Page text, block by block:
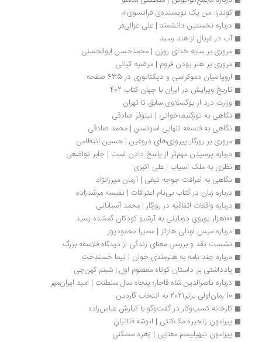
کوندرا: من یک نویسنده‌ی فرانسوی‌ام
درباره نخستین دانشمند | علی غزالی‌فر
آب در غربال از هند رسید
مروری بر سایه خدای روزن | محمدحسن ابوالحسنی
مروری بر هنر بودن فروم | مرضیه کیانی
اروپا میان دموکراسی و دیکتاتوری در 635 صفحه
تاریخ ویرایش در ایران با جهان کتاب 402
وزارت درد از یوگسلاوی سابق تا تهران
نگاهی به تورگنیف‌خوانی | نیلوفر صادقی
نگاهی به فلسفه تنهایی اسونسن | محمد صادقی
مروری بر روزگار پیروزی‌های دروغین | حسین انتظامی
درباره پرسیدن مهم‌تر از پاسخ دادن است | جابر تواضعی
نظری به ملک آسیاب | علی اکبری
نگاهی به ظرافت جوجه تیغی | آرمان میرزانژاد
درباره زبان در کتاب بی‌نام اعترافات | نفیسه مرشدزاده
درباره واقعات اتفاقیه در روزگار | محمد آسیابانی
درباره میس لونلی هارتز | سمیرا محمودپور
نشست نقد و بررسی معنای زندگی از دیدگاه فلاسفه بزرگ
درباره چند نامه به هنرمندی جوان | نیما حسندخت
یادداشتی بر داستان کوتاه معصوم اول | شبنم کهن‌چی
درباره ناصرالدین شاه قاجار؛ پنجاه سال سلطنت | امید ایران‌مهر
کارخانه کسب‌و‌کار در گفت‌وگو با کیارش عباس‌زاده
پیرامون زنجیره مک‌کنتی | انوشه قناتیان
پیرامون نیهیلیسم معنایی | زهره مسکنی